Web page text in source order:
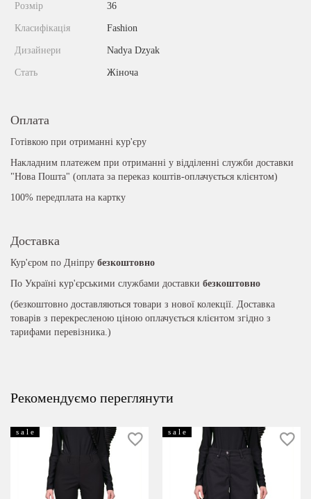
Розмір 36
Класифікація Fashion
Дизайнери Nadya Dzyak
Стать Жіноча
Оплата
Готівкою при отриманні кур'єру
Накладним платежем при отриманні у відділенні служби доставки
"Нова Пошта" (оплата за переказ коштів-оплачується клієнтом)
100% передплата на картку
Доставка
Кур'єром по Дніпру безкоштовно
По Україні кур'єрськими службами доставки безкоштовно
(безкоштовно доставляються товари з нової колекції. Доставка
товарів з перекресленою ціною оплачується клієнтом згідно з
тарифами перевізника.)
Рекомендуємо переглянути
s a l e s a l e